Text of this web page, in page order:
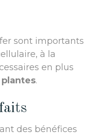
sont importants
à la
en plus
.
des bénéfices